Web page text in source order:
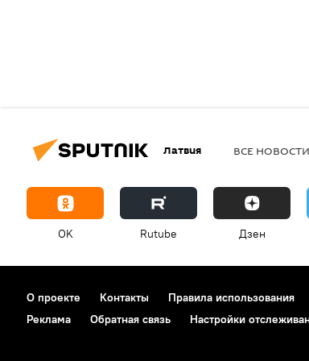
Латвия ВСЕ НОВОСТИ
OK Rutube Дзен
О проекте Контакты Правила использования
Реклама
Обратная связь Настройки